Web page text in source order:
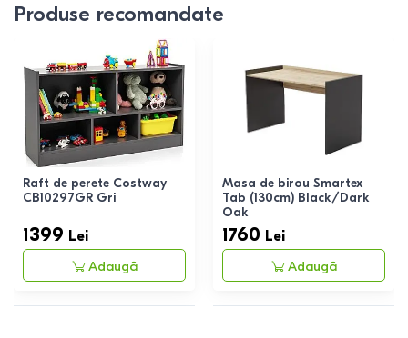
Produse recomandate
Raft de perete Costway
CB10297GR Gri
1399 Lei
Adaugă
Masa de birou Smartex
Tab (130cm) Black/Dark
Oak
1760 Lei
Adaugă